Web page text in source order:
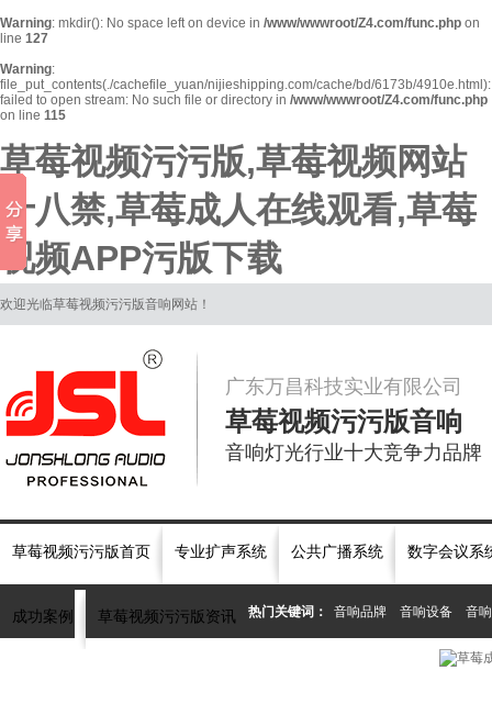
Warning: mkdir(): No space left on device in /www/wwwroot/Z4.com/func.php on
line 127
Warning:
file_put_contents(./cachefile_yuan/nijieshipping.com/cache/bd/6173b/4910e.html):
failed to open stream: No such file or directory in /www/wwwroot/Z4.com/func.php
on line 115
草莓视频污污版,草莓视频网站
十八禁,草莓成人在线观看,草莓
视频APP污版下载
欢迎光临草莓视频污污版音响网站！
广东万昌科技实业有限公司
草莓视频污污版音响
音响灯光行业十大竞争力品牌
草莓视频污污版首页 专业扩声系统 公共广播系统 数字会议系
成功案例 草莓视频污污版资讯 热门关键词： 音响品牌 音响设备 音